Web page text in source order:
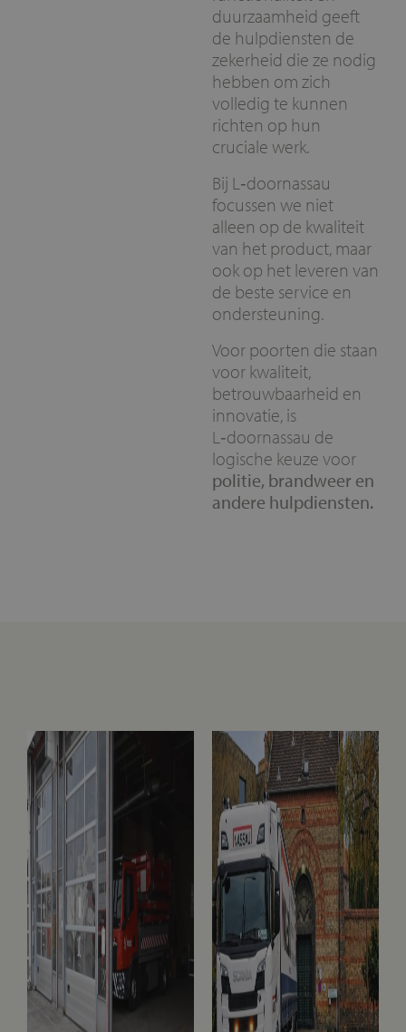
duurzaamheid geeft
de hulpdiensten de
zekerheid die ze nodig
hebben om zich
volledig te kunnen
richten op hun
cruciale werk.
Bij L‑doornassau
focussen we niet
alleen op de kwaliteit
van het product, maar
ook op het leveren van
de beste service en
ondersteuning.
Voor poorten die staan
voor kwaliteit,
betrouwbaarheid en
innovatie, is
L‑doornassau de
logische keuze voor
politie, brandweer en
andere hulpdiensten.